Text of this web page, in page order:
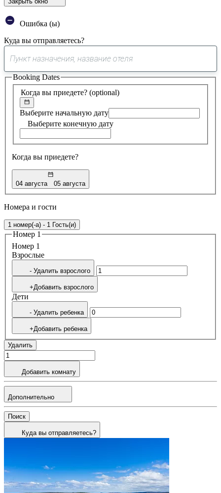
Ошибка (ы)
Куда вы отправляетесь?
0
предложение
найдено
Когда вы приедете? (optional)
Выберите начальную дату
Выберите конечную дату
Когда вы приедете?
04 августа 05 августа
Booking Dates
Номера и гости
1 номер(-а) - 1 Гость(и)
Номер 1
Номер 1
Bзрослые
- Удалить взрослого
+Добавить взрослого
Дети
- Удалить ребенка
+Добавить ребенка
Удалить
Добавить комнату
Дополнительно
Поиск
Куда вы отправляетесь?